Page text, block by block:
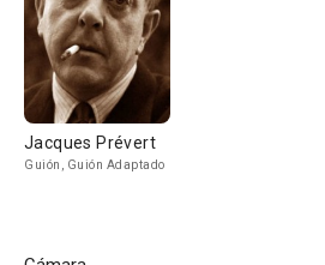
Jacques Prévert
Guión, Guión Adaptado